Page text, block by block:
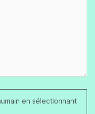
en sélectionnant